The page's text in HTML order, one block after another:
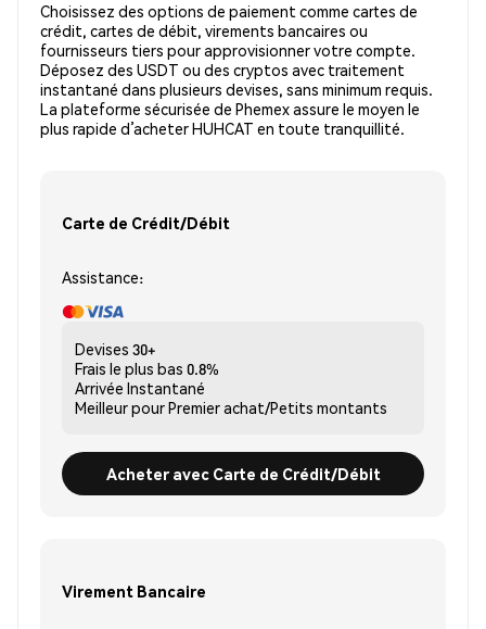
Choisissez des options de paiement comme cartes de
crédit, cartes de débit, virements bancaires ou
fournisseurs tiers pour approvisionner votre compte.
Déposez des USDT ou des cryptos avec traitement
instantané dans plusieurs devises, sans minimum requis.
La plateforme sécurisée de Phemex assure le moyen le
plus rapide d’acheter HUHCAT en toute tranquillité.
Carte de Crédit/Débit
Assistance:
Devises 30+
Frais le plus bas 0.8%
Arrivée Instantané
Meilleur pourPremier achat/Petits montants
Acheter avec Carte de Crédit/Débit
Virement Bancaire